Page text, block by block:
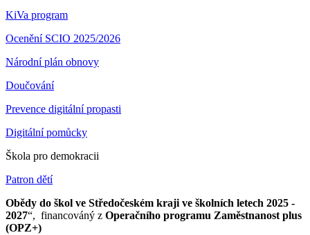
KiVa program
Ocenění SCIO 2025/2026
Národní plán obnovy
Doučování
Prevence digitální propasti
Digitální pomůcky
Škola pro demokracii
Patron dětí
Obědy do škol ve Středočeském kraji ve školních letech 2025 -
2027“, financováný z Operačního programu Zaměstnanost plus
(OPZ+)